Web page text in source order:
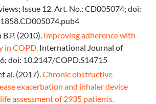
Issue 12. Art. No.: CD005074; doi:
B.P. (2010). Improving adherence with
in COPD. International Journal of
doi: 10.2147/COPD.S14715
al. (2017).Chronic obstructive
exacerbation and inhaler device
assessment of 2935 patients.